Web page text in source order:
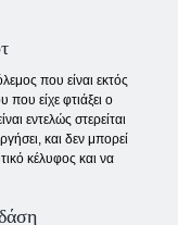
που είναι εκτός
είχε φτιάξει ο
εντελώς στερείται
και δεν μπορεί
κέλυφος και να